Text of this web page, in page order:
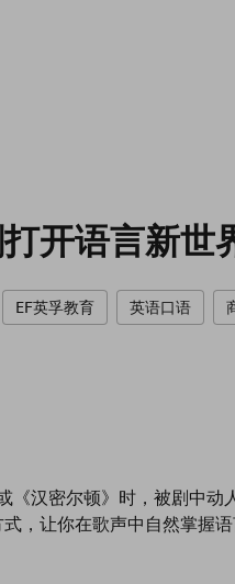
开语言新世
EF英孚教育 英语口语
汉密尔顿》时，被剧中动
，让你在歌声中自然掌握语